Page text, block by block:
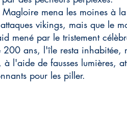
mena les moines à
vikings, mais que le
mené par le tristement
200 ans, l'île resta inhabitée,
l'aide de fausses lumières,
pour les piller.